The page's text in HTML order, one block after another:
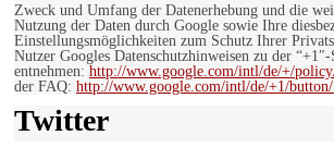
Zweck und Umfang der Datenerhebung und die
Nutzung der Daten durch Google sowie Ihre
Einstellungsmöglichkeiten zum Schutz Ihrer
Nutzer Googles Datenschutzhinweisen zu der
entnehmen: http://www.google.com/intl/de/+/
der FAQ: http://www.google.com/intl/de/+1/button/.
Twitter